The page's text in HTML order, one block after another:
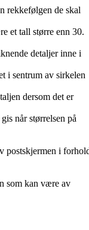
rekkefølgen de skal
et tall større enn 30.
detaljer inne i
i sentrum av sirkelen
dersom det er
når størrelsen på
postskjermen i
som kan være av